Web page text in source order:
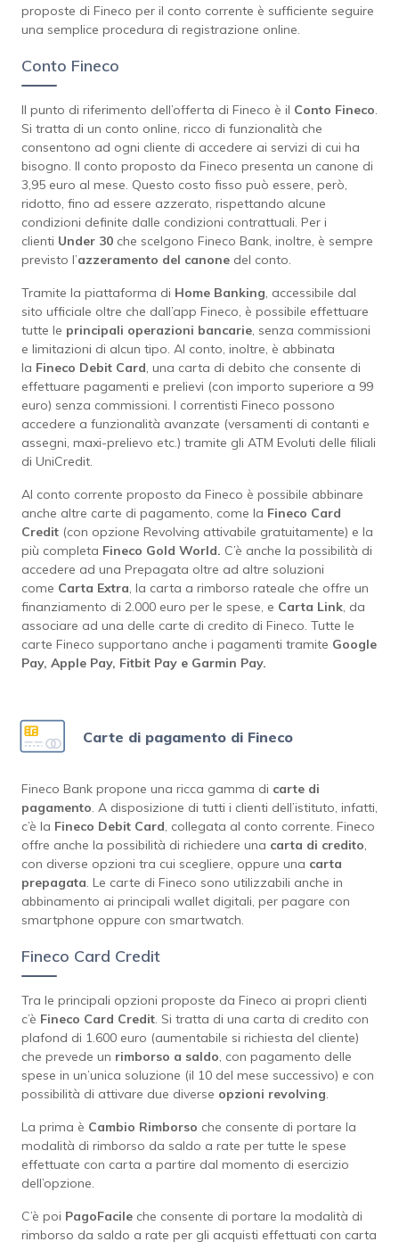
proposte di Fineco per il conto corrente è sufficiente seguire
una semplice procedura di registrazione online.
Conto Fineco
Il punto di riferimento dell’offerta di Fineco è il Conto Fineco.
Si tratta di un conto online, ricco di funzionalità che
consentono ad ogni cliente di accedere ai servizi di cui ha
bisogno. Il conto proposto da Fineco presenta un canone di
3,95 euro al mese. Questo costo fisso può essere, però,
ridotto, fino ad essere azzerato, rispettando alcune
condizioni definite dalle condizioni contrattuali. Per i
clienti Under 30 che scelgono Fineco Bank, inoltre, è sempre
previsto l’azzeramento del canone del conto.
Tramite la piattaforma di Home Banking, accessibile dal
sito ufficiale oltre che dall’app Fineco, è possibile effettuare
tutte le principali operazioni bancarie, senza commissioni
e limitazioni di alcun tipo. Al conto, inoltre, è abbinata
la Fineco Debit Card, una carta di debito che consente di
effettuare pagamenti e prelievi (con importo superiore a 99
euro) senza commissioni. I correntisti Fineco possono
accedere a funzionalità avanzate (versamenti di contanti e
assegni, maxi-prelievo etc.) tramite gli ATM Evoluti delle filiali
di UniCredit.
Al conto corrente proposto da Fineco è possibile abbinare
anche altre carte di pagamento, come la Fineco Card
Credit (con opzione Revolving attivabile gratuitamente) e la
più completa Fineco Gold World. C’è anche la possibilità di
accedere ad una Prepagata oltre ad altre soluzioni
come Carta Extra, la carta a rimborso rateale che offre un
finanziamento di 2.000 euro per le spese, e Carta Link, da
associare ad una delle carte di credito di Fineco. Tutte le
carte Fineco supportano anche i pagamenti tramite Google
Pay, Apple Pay, Fitbit Pay e Garmin Pay.
Carte di pagamento di Fineco
Fineco Bank propone una ricca gamma di carte di
pagamento. A disposizione di tutti i clienti dell’istituto, infatti,
c’è la Fineco Debit Card, collegata al conto corrente. Fineco
offre anche la possibilità di richiedere una carta di credito,
con diverse opzioni tra cui scegliere, oppure una carta
prepagata. Le carte di Fineco sono utilizzabili anche in
abbinamento ai principali wallet digitali, per pagare con
smartphone oppure con smartwatch.
Fineco Card Credit
Tra le principali opzioni proposte da Fineco ai propri clienti
c’è Fineco Card Credit. Si tratta di una carta di credito con
plafond di 1.600 euro (aumentabile si richiesta del cliente)
che prevede un rimborso a saldo, con pagamento delle
spese in un’unica soluzione (il 10 del mese successivo) e con
possibilità di attivare due diverse opzioni revolving.
La prima è Cambio Rimborso che consente di portare la
modalità di rimborso da saldo a rate per tutte le spese
effettuate con carta a partire dal momento di esercizio
dell’opzione.
C’è poi PagoFacile che consente di portare la modalità di
rimborso da saldo a rate per gli acquisti effettuati con carta